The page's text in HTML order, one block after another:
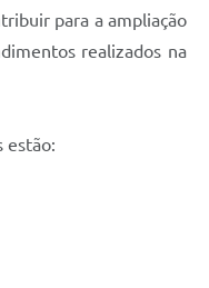
para a ampliação
realizados na
estão: